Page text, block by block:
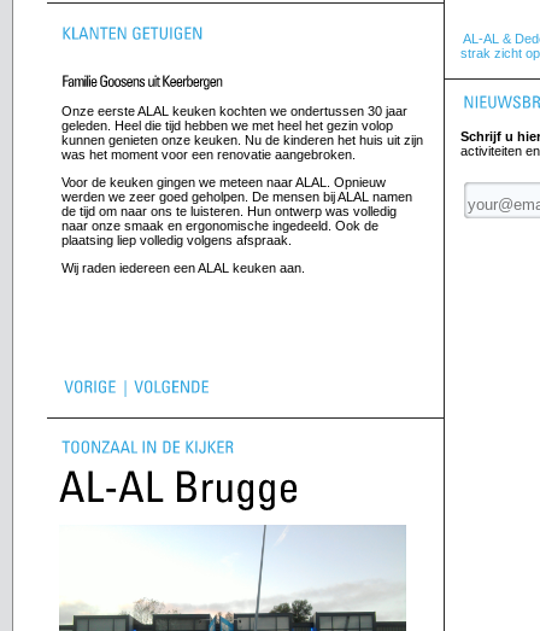
Onze eerste ALAL keuken kochten we ondertussen 30 jaar
geleden. Heel die tijd hebben we met heel het gezin volop
kunnen genieten onze keuken. Nu de kinderen het huis uit zijn
was het moment voor een renovatie aangebroken.
Voor de keuken gingen we meteen naar ALAL. Opnieuw
werden we zeer goed geholpen. De mensen bij ALAL namen
de tijd om naar ons te luisteren. Hun ontwerp was volledig
naar onze smaak en ergonomische ingedeeld. Ook de
plaatsing liep volledig volgens afspraak.
Wij raden iedereen een ALAL keuken aan.
AL-AL &
strak zicht
Schrijf u hier
activiteiten